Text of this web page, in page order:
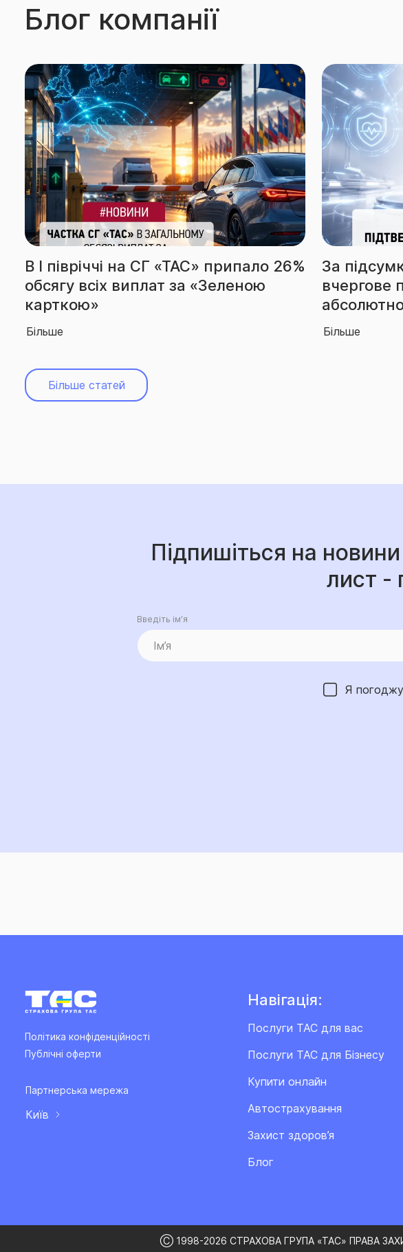
Блог компанії
За підсумками І півріччя СГ «ТАС»
вчергове підтвердила звання
абсолютного лідера ринку
Більше
Збори
Більше
Більше статей
Підпишіться на
лист -
Введіть ім’я
Я
Політика конфіденційності
Публічні оферти
Партнерська мережа
Київ
Навігація:
Послуги ТАС для вас
Послуги ТАС для Бізнесу
Купити онлайн
Автострахування
Захист здоров’я
Блог
Ⓒ 1998-2026 СТРАХОВА ГРУПА «ТАС» ПРАВА